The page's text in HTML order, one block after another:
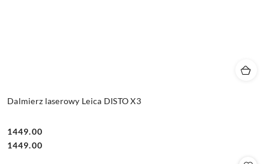
Dalmierz laserowy Leica DISTO X3
Cena:
1449.00
Cena:
1449.00